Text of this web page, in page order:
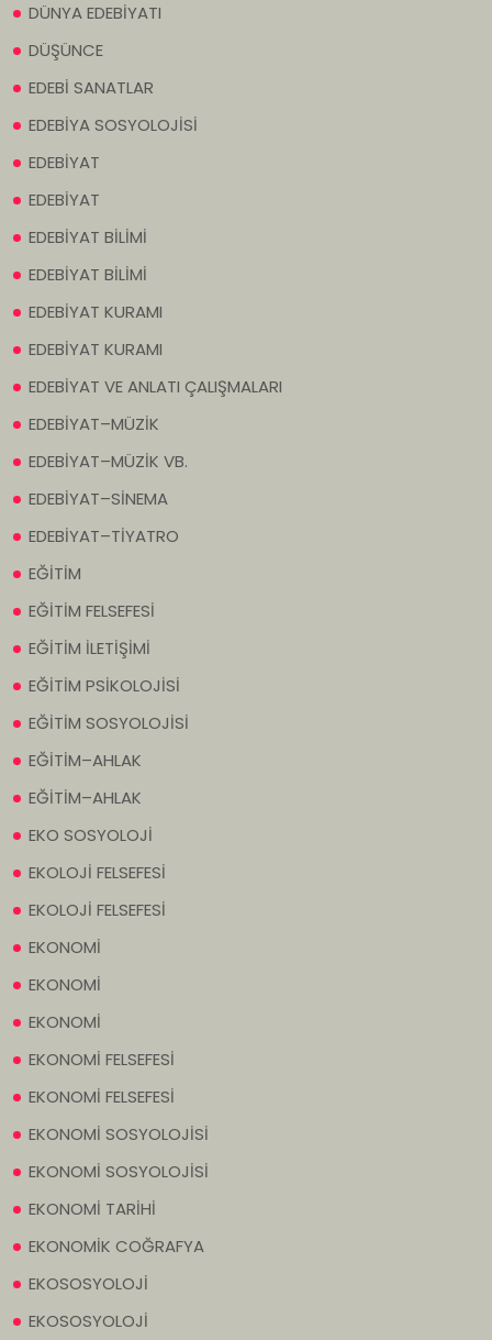
DÜNYA EDEBİYATI
DÜŞÜNCE
EDEBİ SANATLAR
EDEBİYA SOSYOLOJİSİ
EDEBİYAT
EDEBİYAT
EDEBİYAT BİLİMİ
EDEBİYAT BİLİMİ
EDEBİYAT KURAMI
EDEBİYAT KURAMI
EDEBİYAT VE ANLATI ÇALIŞMALARI
EDEBİYAT–MÜZİK
EDEBİYAT–MÜZİK VB.
EDEBİYAT–SİNEMA
EDEBİYAT–TİYATRO
EĞİTİM
EĞİTİM FELSEFESİ
EĞİTİM İLETİŞİMİ
EĞİTİM PSİKOLOJİSİ
EĞİTİM SOSYOLOJİSİ
EĞİTİM–AHLAK
EĞİTİM–AHLAK
EKO SOSYOLOJİ
EKOLOJİ FELSEFESİ
EKOLOJİ FELSEFESİ
EKONOMİ
EKONOMİ
EKONOMİ
EKONOMİ FELSEFESİ
EKONOMİ FELSEFESİ
EKONOMİ SOSYOLOJİSİ
EKONOMİ SOSYOLOJİSİ
EKONOMİ TARİHİ
EKONOMİK COĞRAFYA
EKOSOSYOLOJİ
EKOSOSYOLOJİ